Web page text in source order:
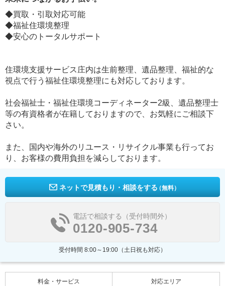
◆買取・引取対応可能
◆福祉住環境整理
◆安心のトータルサポート
住環境支援サービス庄内は生前整理、遺品整理、福祉的な
視点で行う福祉住環境整理にも対応しております。
社会福祉士・福祉住環境コーディネーター2級、遺品整理士
等の有資格者が在籍しておりますので、お気軽にご相談下
さい。
また、国内や海外のリユース・リサイクル事業も行ってお
り、お客様の費用負担を減らしております。
ネットで見積もり・相談をする（無料）
電話で相談する（受付時間外）
0120-905-734
受付時間 8:00～19:00（土日祝も対応）
料金・サービス 対応エリア